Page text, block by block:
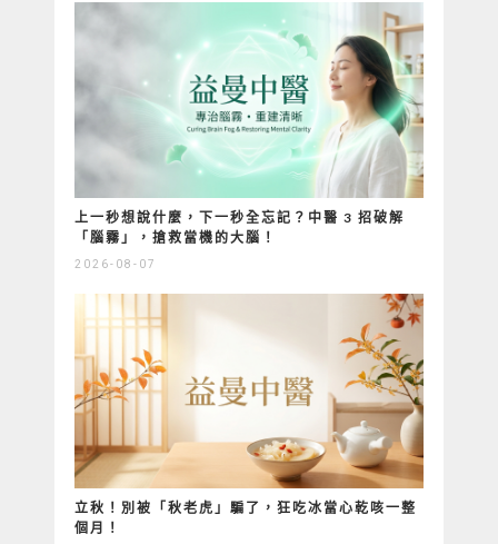
上一秒想說什麼，下一秒全忘記？中醫 3 招破解
「腦霧」，搶救當機的大腦！
2026-08-07
立秋！別被「秋老虎」騙了，狂吃冰當心乾咳一整
個月！